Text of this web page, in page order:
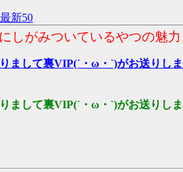
最新50
しがみついているやつの魅力
まして裏VIP(´・ω・`)がお送りし
まして裏VIP(´・ω・`)がお送りし